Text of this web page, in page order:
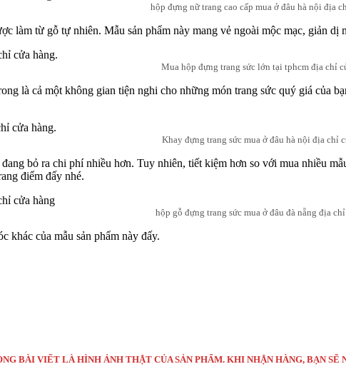
hộp đựng nữ trang cao cấp mua ở đâu hà nội địa
làm từ gỗ tự nhiên. Mẫu sản phẩm này mang vẻ ngoài mộc mạc, giản dị
Mua hộp đựng trang sức lớn tại tphcm địa chỉ
là cả một không gian tiện nghi cho những món trang sức quý giá của
Khay đựng trang sức mua ở đâu hà nội địa chỉ
bỏ ra chi phí nhiều hơn. Tuy nhiên, tiết kiệm hơn so với mua nhiều
điểm đấy nhé.
hộp gỗ đựng trang sức mua ở đâu đà nẵng địa
khác của mẫu sản phẩm này đấy.
BÀI VIẾT LÀ HÌNH ẢNH THẬT CỦA SẢN PHẨM. KHI NHẬN HÀNG, BẠN